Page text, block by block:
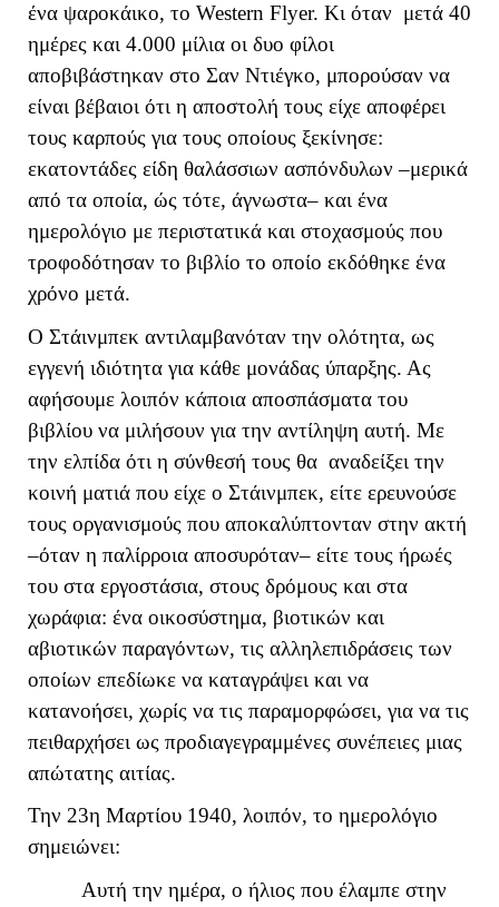
ένα ψαροκάικο, το Western Flyer. Κι όταν μετά 40
ημέρες και 4.000 μίλια οι δυο φίλοι
αποβιβάστηκαν στο Σαν Ντιέγκο, μπορούσαν να
είναι βέβαιοι ότι η αποστολή τους είχε αποφέρει
τους καρπούς για τους οποίους ξεκίνησε:
εκατοντάδες είδη θαλάσσιων ασπόνδυλων –μερικά
από τα οποία, ώς τότε, άγνωστα– και ένα
ημερολόγιο με περιστατικά και στοχασμούς που
τροφοδότησαν το βιβλίο το οποίο εκδόθηκε ένα
χρόνο μετά.
Ο Στάινμπεκ αντιλαμβανόταν την ολότητα, ως
εγγενή ιδιότητα για κάθε μονάδας ύπαρξης. Ας
αφήσουμε λοιπόν κάποια αποσπάσματα του
βιβλίου να μιλήσουν για την αντίληψη αυτή. Με
την ελπίδα ότι η σύνθεσή τους θα αναδείξει την
κοινή ματιά που είχε ο Στάινμπεκ, είτε ερευνούσε
τους οργανισμούς που αποκαλύπτονταν στην ακτή
–όταν η παλίρροια αποσυρόταν– είτε τους ήρωές
του στα εργοστάσια, στους δρόμους και στα
χωράφια: ένα οικοσύστημα, βιοτικών και
αβιοτικών παραγόντων, τις αλληλεπιδράσεις των
οποίων επεδίωκε να καταγράψει και να
κατανοήσει, χωρίς να τις παραμορφώσει, για να τις
πειθαρχήσει ως προδιαγεγραμμένες συνέπειες μιας
απώτατης αιτίας.
Την 23η Μαρτίου 1940, λοιπόν, το ημερολόγιο
σημειώνει:
Αυτή την ημέρα, ο ήλιος που έλαμπε στην